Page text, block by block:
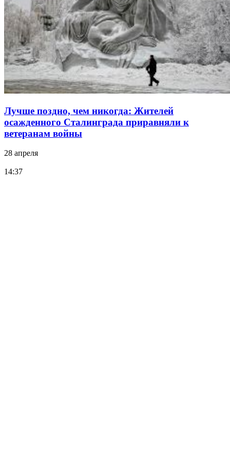
Лучше поздно, чем никогда: Жителей
осажденного Сталинграда приравняли к
ветеранам войны
28 апреля
14:37